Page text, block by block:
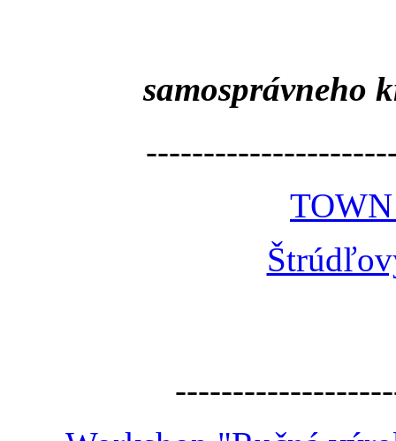
samosprávneho